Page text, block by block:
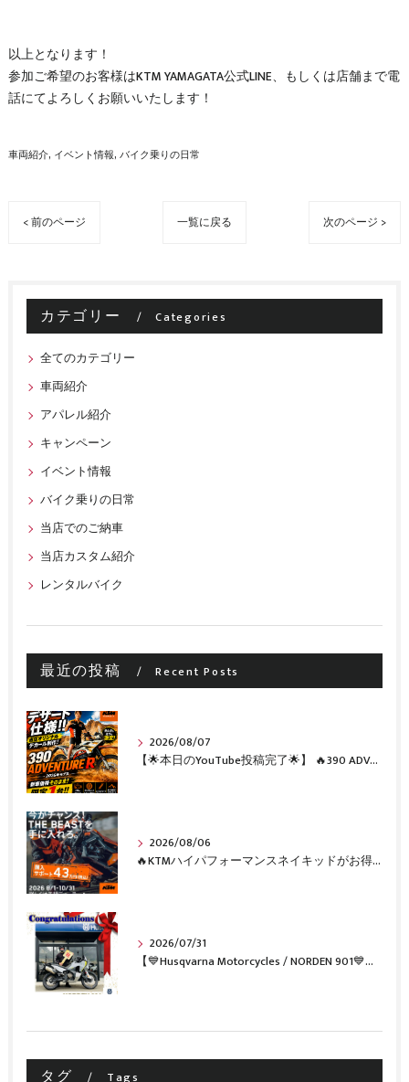
以上となります！
参加ご希望のお客様はKTM YAMAGATA公式LINE、もしくは店舗まで電
話にてよろしくお願いいたします！
車両紹介 イベント情報 バイク乗りの日常
< 前のページ 一覧に戻る 次のページ >
カテゴリー Categories
全てのカテゴリー
車両紹介
アパレル紹介
キャンペーン
イベント情報
バイク乗りの日常
当店でのご納車
当店カスタム紹介
レンタルバイク
最近の投稿 Recent Posts
2026/08/07
【🌟本日のYouTube投稿完了🌟】 🔥390 ADVENTURE R × KTM山形 オリジナルデカール仕様誕生🔥
2026/08/06
🔥KTMハイパフォーマンスネイキッドがお得に手に入るチャンス🔥
2026/07/31
【💙Husqvarna Motorcycles / NORDEN 901💙】 ご納車おめでとうございます🎉✨
タグ Tags